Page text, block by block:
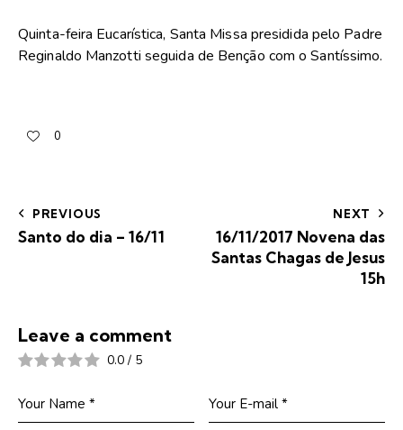
Quinta-feira Eucarística, Santa Missa presidida pelo Padre
Reginaldo Manzotti seguida de Benção com o Santíssimo.
0
PREVIOUS
Santo do dia – 16/11
NEXT
16/11/2017 Novena das
Santas Chagas de Jesus
15h
Leave a comment
0.0 / 5